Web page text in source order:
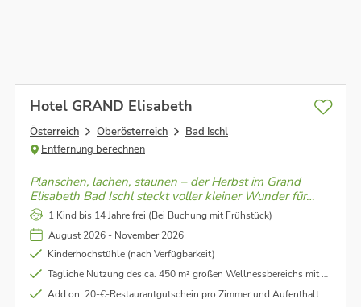
Hotel GRAND Elisabeth
Österreich Oberösterreich
Bad Ischl
Entfernung berechnen
Planschen, lachen, staunen – der Herbst im Grand
Elisabeth Bad Ischl steckt voller kleiner Wunder für
Groß & Klein. Familienzeit, wie sie schöner nicht sein
könnte!
1 Kind bis 14 Jahre frei (Bei Buchung mit Frühstück)
August 2026 - November 2026
Kinderhochstühle (nach Verfügbarkeit)
Tägliche Nutzung des ca. 450 m² großen Wellnessbereichs mit 2 Saunen und Innenpool
Add on: 20-€-Restaurantgutschein pro Zimmer und Aufenthalt bei Buchung mit Frühstück